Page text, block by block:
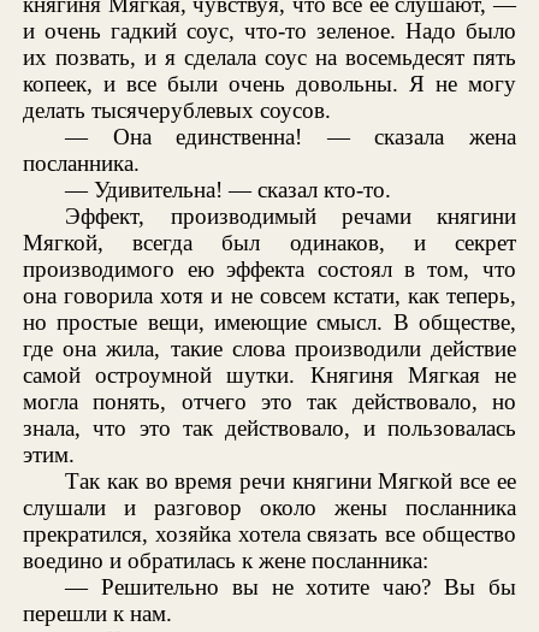
и очень гадкий соус, что-то зеленое. Надо было
их позвать, и я сделала соус на восемьдесят пять
копеек, и все были очень довольны. Я не могу
делать тысячерублевых соусов.
— Она единственна! — сказала жена
посланника.
— Удивительна! — сказал кто-то.
Эффект, производимый речами княгини
Мягкой, всегда был одинаков, и секрет
производимого ею эффекта состоял в том, что
она говорила хотя и не совсем кстати, как теперь,
но простые вещи, имеющие смысл. В обществе,
где она жила, такие слова производили действие
самой остроумной шутки. Княгиня Мягкая не
могла понять, отчего это так действовало, но
знала, что это так действовало, и пользовалась
этим.
Так как во время речи княгини Мягкой все ее
слушали и разговор около жены посланника
прекратился, хозяйка хотела связать все общество
воедино и обратилась к жене посланника:
— Решительно вы не хотите чаю? Вы бы
перешли к нам.